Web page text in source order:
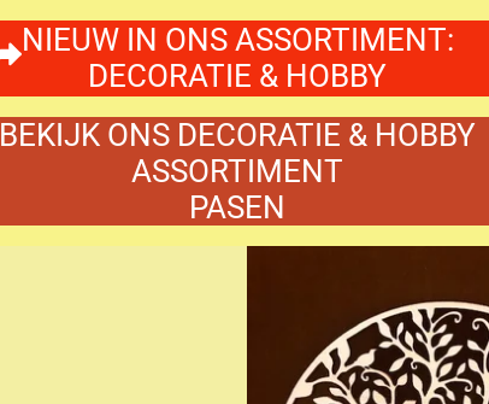
NIEUW IN ONS ASSORTIMENT:
DECORATIE & HOBBY
BEKIJK ONS DECORATIE & HOBBY
ASSORTIMENT
PASEN